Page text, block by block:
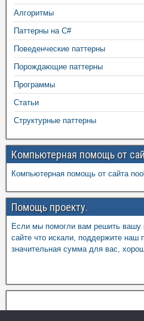
Алгоритмы
Паттерны на C#
Поведенческие паттерны
Порождающие паттерны
Программы
Статьи
Структурные паттерны
Компьютерная помощь от
Компьютерная помощь от сайта
Помощь проекту.
Если мы помогли вам решить
сайте что искали, поддержите наш
значительная сумма для вас,